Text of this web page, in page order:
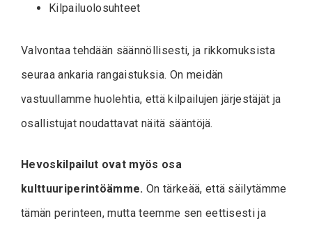
Kilpailuolosuhteet
Valvontaa tehdään säännöllisesti, ja rikkomuksista
seuraa ankaria rangaistuksia. On meidän
vastuullamme huolehtia, että kilpailujen järjestäjät ja
osallistujat noudattavat näitä sääntöjä.
Hevoskilpailut ovat myös osa
kulttuuriperintöämme. On tärkeää, että säilytämme
tämän perinteen, mutta teemme sen eettisesti ja